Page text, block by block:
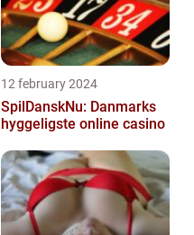
12 february 2024
SpilDanskNu: Danmarks
hyggeligste online casino